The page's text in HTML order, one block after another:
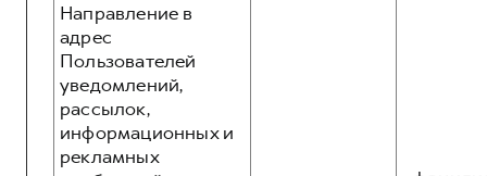
Направление в
адрес
Пользователей
уведомлений,
рассылок,
информационных и
рекламных